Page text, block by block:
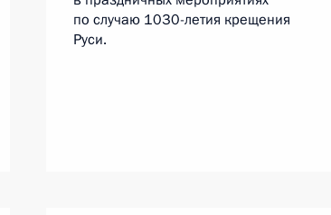
по случаю 1030-летия крещения
Руси.